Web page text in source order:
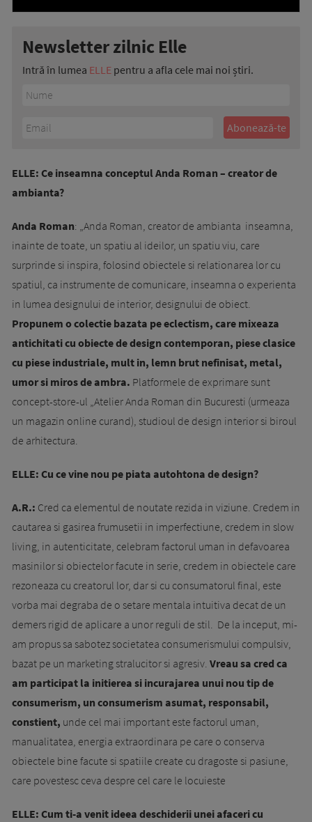
Newsletter zilnic Elle
Intră în lumea ELLE pentru a afla cele mai noi știri.
ELLE: Ce inseamna conceptul Anda Roman – creator de
ambianta?
Anda Roman: „Anda Ro­­man, creator de ambianta in­­sea­mna,
inainte de toate, un spatiu al idei­lor, un spatiu viu, care
surprinde si inspira, folosind obiectele si relationarea lor cu
spatiul, ca instrumente de comunicare, inseamna o experienta
in lumea designului de interior, designului de obiect.
Propunem o colectie bazata pe eclectism, care mixeaza
antichitati cu obiecte de design contemporan, piese clasice
cu piese industriale, mult in, lemn brut nefinisat, metal,
umor si miros de ambra. Platformele de exprimare sunt
concept-store-ul „Atelier Anda Roman din Bucuresti (urmeaza
un magazin online curand), studioul de design interior si biroul
de arhitectura.
ELLE: Cu ce vine nou pe piata autohtona de design?
A.R.: Cred ca elementul de noutate rezida in viziune. Credem in
cautarea si gasirea frumusetii in imperfectiune, credem in slow
living, in autenticitate, celebram factorul uman in defavoarea
masinilor si obiectelor facute in serie, credem in obiectele care
rezoneaza cu creatorul lor, dar si cu consumatorul final, este
vorba mai degraba de o setare mentala intuitiva decat de un
demers rigid de aplicare a unor reguli de stil. De la inceput, mi-
am propus sa sabotez societatea consumerismului compulsiv,
bazat pe un marketing stralucitor si agresiv. Vreau sa cred ca
am participat la initierea si incurajarea unui nou tip de
consumerism, un consumerism asumat, responsabil,
constient, unde cel mai important este factorul uman,
manualitatea, energia extraordinara pe care o conserva
obiectele bine facute si spatiile create cu dragoste si pasiune,
care povestesc ceva despre cel care le locuieste
ELLE: Cum ti-a venit ideea deschiderii unei afaceri cu